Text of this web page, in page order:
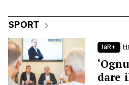
SPORT
laR+
dare